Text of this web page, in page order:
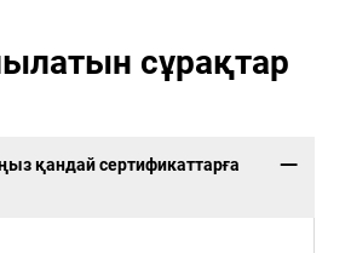
сұрақтар
қандай сертификаттарға